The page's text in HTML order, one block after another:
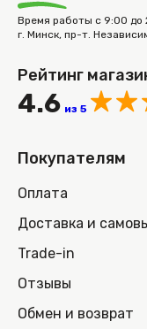
Время работы с 9:00 до
г. Минск, пр-т.
Рейтинг
4.6 из 5
Покупателям
Оплата
Доставка и
Trade-in
Отзывы
Обмен и возврат